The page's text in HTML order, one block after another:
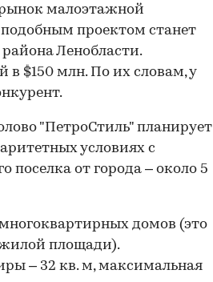
малоэтажной
проектом станет
Ленобласти.
$150 млн. По их словам, у
"ПетроСтиль" планирует
условиях с
поселка от города – около 5
домов (это
жилой площади).
– 32 кв. м, максимальная